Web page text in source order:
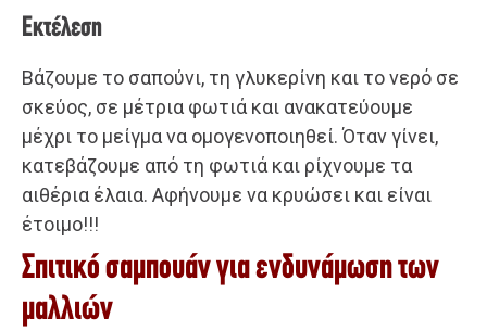
Εκτέλεση
Βάζουμε το σαπούνι, τη γλυκερίνη και το νερό σε
σκεύος, σε μέτρια φωτιά και ανακατεύουμε
μέχρι το μείγμα να ομογενοποιηθεί. Όταν γίνει,
κατεβάζουμε από τη φωτιά και ρίχνουμε τα
αιθέρια έλαια. Αφήνουμε να κρυώσει και είναι
έτοιμο!!!
Σπιτικό σαμπουάν για ενδυνάμωση των
μαλλιών